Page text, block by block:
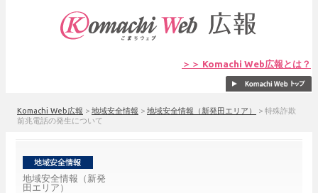
＞＞ Komachi Web広報とは？
Komachi Web広報 > 地域安全情報 > 地域安全情報（新発田エリア） > 特殊詐欺
前兆電話の発生について
地域安全情報（新発
田エリア）